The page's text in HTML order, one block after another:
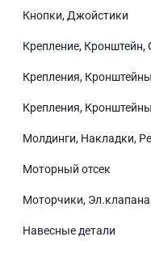
Кнопки, Джойстики
Крепление, Кронштейн,
Крепления, Кронштейны
Крепления,
Молдинги, Накладки,
Моторный отсек
Моторчики, Эл.клапана
Навесные детали